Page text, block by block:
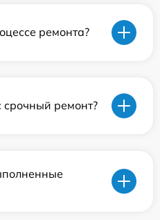
ремонта?
срочный ремонт?